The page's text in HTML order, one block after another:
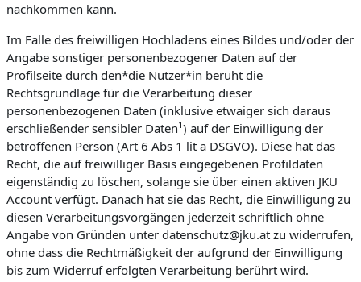
nachkommen kann.
Im Falle des freiwilligen Hochladens eines Bildes und/oder der
Angabe sonstiger personenbezogener Daten auf der
Profilseite durch den*die Nutzer*in beruht die
Rechtsgrundlage für die Verarbeitung dieser
personenbezogenen Daten (inklusive etwaiger sich daraus
erschließender sensibler Daten1) auf der Einwilligung der
betroffenen Person (Art 6 Abs 1 lit a DSGVO). Diese hat das
Recht, die auf freiwilliger Basis eingegebenen Profildaten
eigenständig zu löschen, solange sie über einen aktiven JKU
Account verfügt. Danach hat sie das Recht, die Einwilligung zu
diesen Verarbeitungsvorgängen jederzeit schriftlich ohne
Angabe von Gründen unter datenschutz@jku.at zu widerrufen,
ohne dass die Rechtmäßigkeit der aufgrund der Einwilligung
bis zum Widerruf erfolgten Verarbeitung berührt wird.